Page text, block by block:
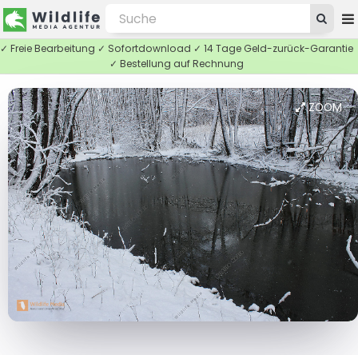
✓ Freie Bearbeitung ✓ Sofortdownload ✓ 14 Tage Geld-zurück-Garantie
✓ Bestellung auf Rechnung
ZOOM